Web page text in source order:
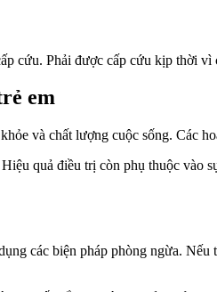
cứu. Phải được cấp cứu kịp thời vì
em
và chất lượng cuộc sống. Các
quả điều trị còn phụ thuộc
các biện pháp phòng ngừa.